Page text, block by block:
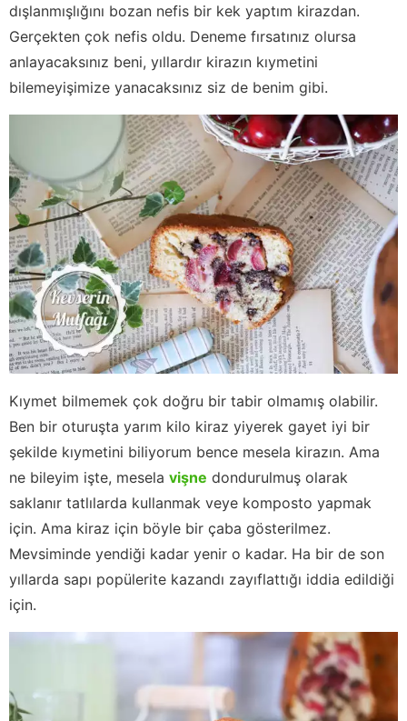
dışlanmışlığını bozan nefis bir kek yaptım kirazdan.
Gerçekten çok nefis oldu. Deneme fırsatınız olursa
anlayacaksınız beni, yıllardır kirazın kıymetini
bilemeyişimize yanacaksınız siz de benim gibi.
Kıymet bilmemek çok doğru bir tabir olmamış olabilir.
Ben bir oturuşta yarım kilo kiraz yiyerek gayet iyi bir
şekilde kıymetini biliyorum bence mesela kirazın. Ama
ne bileyim işte, mesela vişne dondurulmuş olarak
saklanır tatlılarda kullanmak veye komposto yapmak
için. Ama kiraz için böyle bir çaba gösterilmez.
Mevsiminde yendiği kadar yenir o kadar. Ha bir de son
yıllarda sapı popülerite kazandı zayıflattığı iddia edildiği
için.